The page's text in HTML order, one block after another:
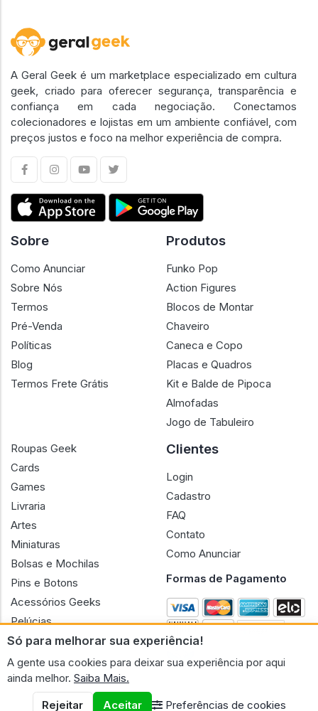
Só para melhorar sua experiência!
A gente usa cookies para deixar sua experiência por aqui
ainda melhor. Saiba Mais.
Rejeitar
Aceitar Preferências de cookies
A Geral Geek é um marketplace especializado em cultura
geek, criado para oferecer segurança, transparência e
confiança em cada negociação. Conectamos
colecionadores e lojistas em um ambiente confiável, com
preços justos e foco na melhor experiência de compra.
Sobre
Como Anunciar
Sobre Nós
Termos
Pré-Venda
Políticas
Blog
Termos Frete Grátis
Produtos
Funko Pop
Action Figures
Blocos de Montar
Chaveiro
Caneca e Copo
Placas e Quadros
Kit e Balde de Pipoca
Almofadas
Jogo de Tabuleiro
Roupas Geek
Cards
Games
Livraria
Artes
Miniaturas
Bolsas e Mochilas
Pins e Botons
Acessórios Geeks
Pelúcias
Bonecas
Clientes
Login
Cadastro
FAQ
Contato
Como Anunciar
Formas de Pagamento